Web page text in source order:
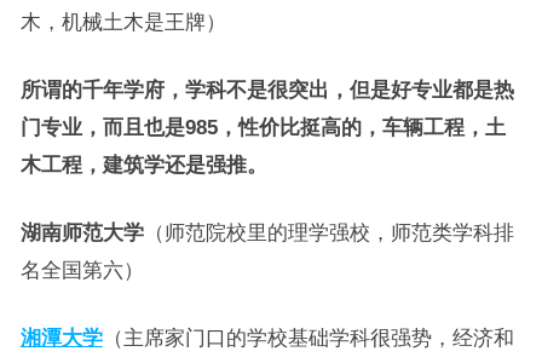
木，机械土木是王牌）
所谓的千年学府，学科不是很突出，但是好专业都是热
门专业，而且也是985，性价比挺高的，车辆工程，土
木工程，建筑学还是强推。
湖南师范大学（师范院校里的理学强校，师范类学科排
名全国第六）
湘潭大学（主席家门口的学校基础学科很强势，经济和